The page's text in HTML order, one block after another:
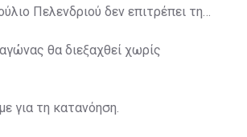
Πελενδριού δεν επιτρέπει τη
θα διεξαχθεί χωρίς
για τη κατανόηση.